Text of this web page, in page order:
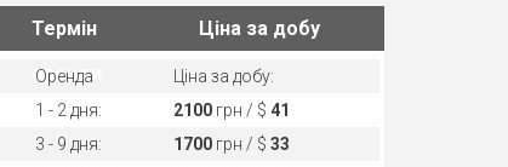
Термін
оренди
Ціна за добу
Оренда
Ціна за добу:
1 - 2 дня:
2100 грн / $41
3 - 9 дня:
1700 грн / $33